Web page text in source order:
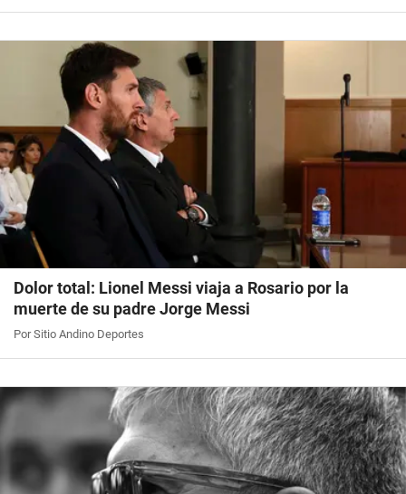
Dolor total: Lionel Messi viaja a Rosario por la
muerte de su padre Jorge Messi
Por Sitio Andino Deportes